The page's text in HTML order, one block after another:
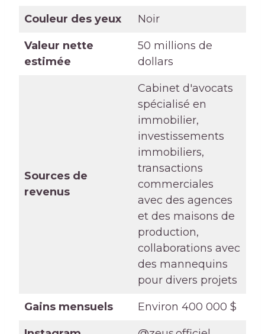
Couleur des yeux Noir
Valeur nette
estimée
50 millions de
dollars
Sources de
revenus
Cabinet d'avocats
spécialisé en
immobilier,
investissements
immobiliers,
transactions
commerciales
avec des agences
et des maisons de
production,
collaborations avec
des mannequins
pour divers projets
Gains mensuels Environ 400 000 $